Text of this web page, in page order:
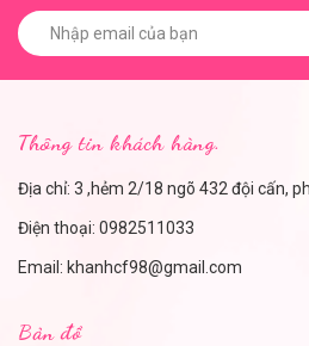
Thông tin khách hàng.
Địa chỉ: 3 ,hẻm 2/18 ngõ 432 đội cấn,
Điện thoại: 0982511033
Email: khanhcf98@gmail.com
Bản đồ